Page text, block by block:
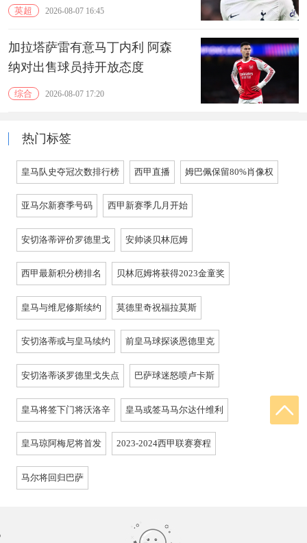
英超 2026-08-07 16:45
加拉塔萨雷有意马丁内利 阿森
纳对出售球员持开放态度
综合 2026-08-07 17:20
热门标签
皇马队史夺冠次数排行榜 西甲直播 姆巴佩保留80%肖像权
亚马尔新赛季号码 西甲新赛季几月开始
安切洛蒂评价罗德里戈 安帅谈贝林厄姆
西甲最新积分榜排名 贝林厄姆将获得2023金童奖
皇马与维尼修斯续约 莫德里奇祝福拉莫斯
安切洛蒂或与皇马续约 前皇马球探谈恩德里克
安切洛蒂谈罗德里戈失点 巴萨球迷怒喷卢卡斯
皇马将签下门将沃洛辛 皇马或签马马尔达什维利
皇马琼阿梅尼将首发 2023-2024西甲联赛赛程
马尔将回归巴萨